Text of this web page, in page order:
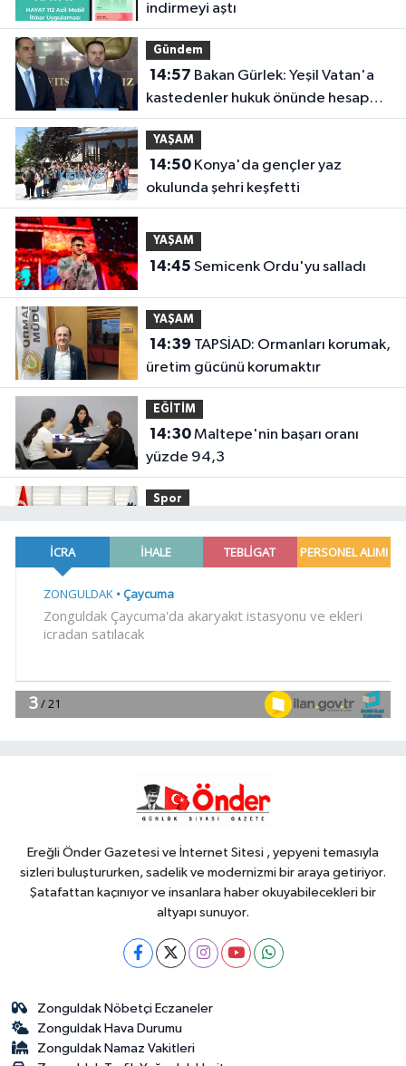
indirmeyi aştı
Gündem
14:57
kastedenler hukuk önünde hesap
verecek
YAŞAM
14:50Konya'da gençler yaz
okulunda şehri keşfetti
YAŞAM
14:45 Semicenk Ordu'yu salladı
YAŞAM
14:39
üretim gücünü korumaktır
EĞİTİM
14:30Maltepe'nin başarı oranı
yüzde 94,3
Spor
Oyunları'nda Türkiye'yi temsil
edecek
14:17 Türkiye, Suudi Arabistan ve
14:04
anahtar teslimi yapıldı... 5 bin
Ereğli Önder Gazetesi ve İnternet Sitesi , yepyeni temasıyla
sizleri buluştururken, sadelik ve modernizmi bir araya getiriyor.
Şatafattan kaçınıyor ve insanlara haber okuyabilecekleri bir
altyapı sunuyor.
Zonguldak Nöbetçi Eczaneler
Zonguldak Hava Durumu
Zonguldak Namaz Vakitleri